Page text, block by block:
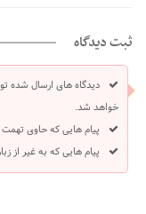
ثبت دیدگاه
دیدگاه های ارسال شده
خواهد شد.
پیام هایی که حاوی
پیام هایی که به غیر از